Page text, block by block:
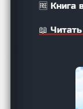
🆓 Книга
📖